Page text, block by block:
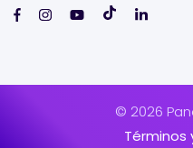
© 2026
Términos